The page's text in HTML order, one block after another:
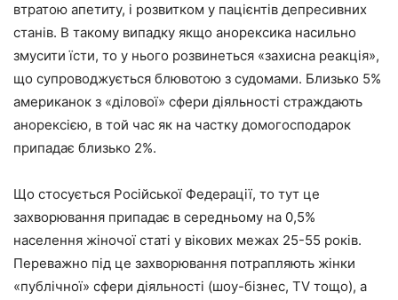
втратою апетиту, і розвитком у пацієнтів депресивних
станів. В такому випадку якщо анорексика насильно
змусити їсти, то у нього розвинеться «захисна реакція»,
що супроводжується блювотою з судомами. Близько 5%
американок з «ділової» сфери діяльності страждають
анорексією, в той час як на частку домогосподарок
припадає близько 2%.
Що стосується Російської Федерації, то тут це
захворювання припадає в середньому на 0,5%
населення жіночої статі у вікових межах 25-55 років.
Переважно під це захворювання потрапляють жінки
«публічної» сфери діяльності (шоу-бізнес, TV тощо), а